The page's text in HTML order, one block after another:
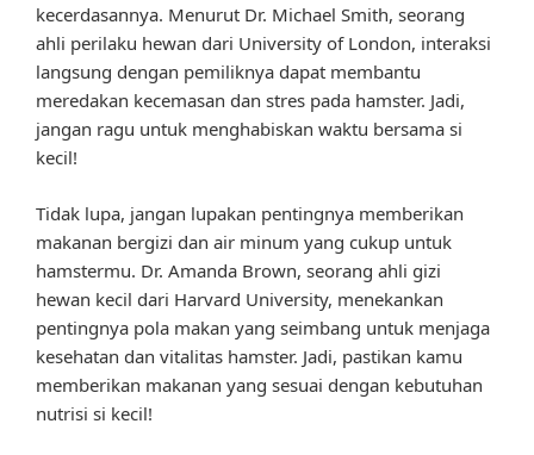
kecerdasannya. Menurut Dr. Michael Smith, seorang
ahli perilaku hewan dari University of London, interaksi
langsung dengan pemiliknya dapat membantu
meredakan kecemasan dan stres pada hamster. Jadi,
jangan ragu untuk menghabiskan waktu bersama si
kecil!
Tidak lupa, jangan lupakan pentingnya memberikan
makanan bergizi dan air minum yang cukup untuk
hamstermu. Dr. Amanda Brown, seorang ahli gizi
hewan kecil dari Harvard University, menekankan
pentingnya pola makan yang seimbang untuk menjaga
kesehatan dan vitalitas hamster. Jadi, pastikan kamu
memberikan makanan yang sesuai dengan kebutuhan
nutrisi si kecil!